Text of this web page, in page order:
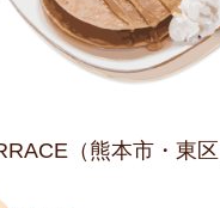
（熊本市・東区